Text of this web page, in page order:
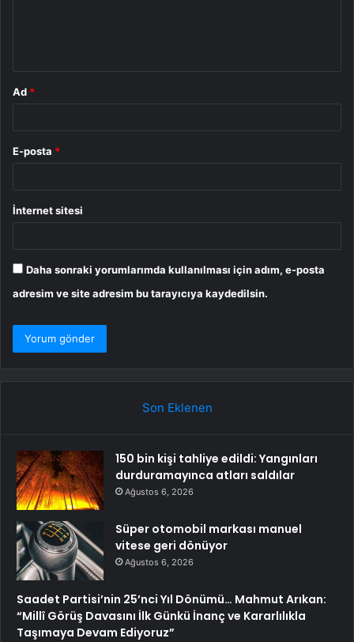
Ad *
E-posta *
İnternet sitesi
Daha sonraki yorumlarımda kullanılması için adım, e-posta
adresim ve site adresim bu tarayıcıya kaydedilsin.
Son Eklenen
150 bin kişi tahliye edildi: Yangınları
durduramayınca atları saldılar
Ağustos 6, 2026
Süper otomobil markası manuel
vitese geri dönüyor
Ağustos 6, 2026
Saadet Partisi’nin 25’nci Yıl Dönümü… Mahmut Arıkan:
“Millî Görüş Davasını İlk Günkü İnanç ve Kararlılıkla
Taşımaya Devam Ediyoruz”